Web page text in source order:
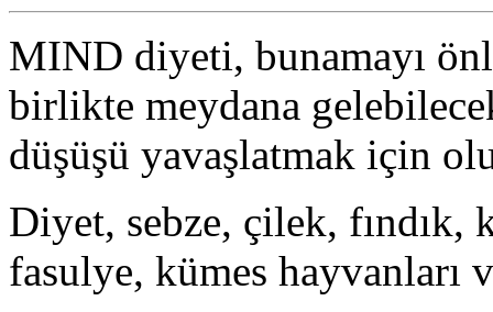
MIND diyeti, bunamayı
birlikte meydana
düşüşü yavaşlatmak için
Diyet, sebze, çilek, fındık,
fasulye, kümes hayvanları